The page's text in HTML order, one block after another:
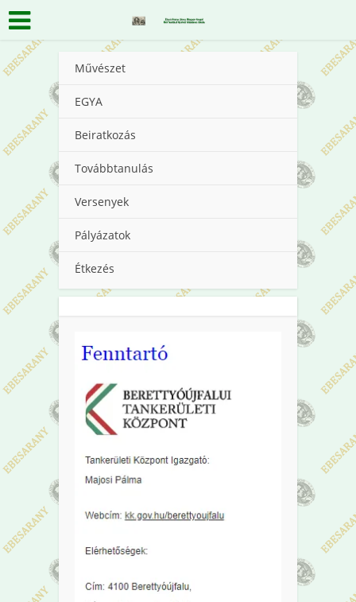
Művészet
EGYA
Beiratkozás
Továbbtanulás
Versenyek
Pályázatok
Étkezés